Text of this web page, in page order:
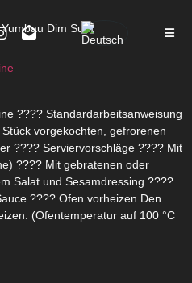
Yumbau Dim Sum
???? Standardarbeitsanweisung
vorgekochten, gefrorenen
???? Serviervorschläge ???? Mit
???? Mit gebratenen oder
Salat und Sesamdressing ????
????️ Ofen vorheizen Den
(Ofentemperatur auf 100 °C